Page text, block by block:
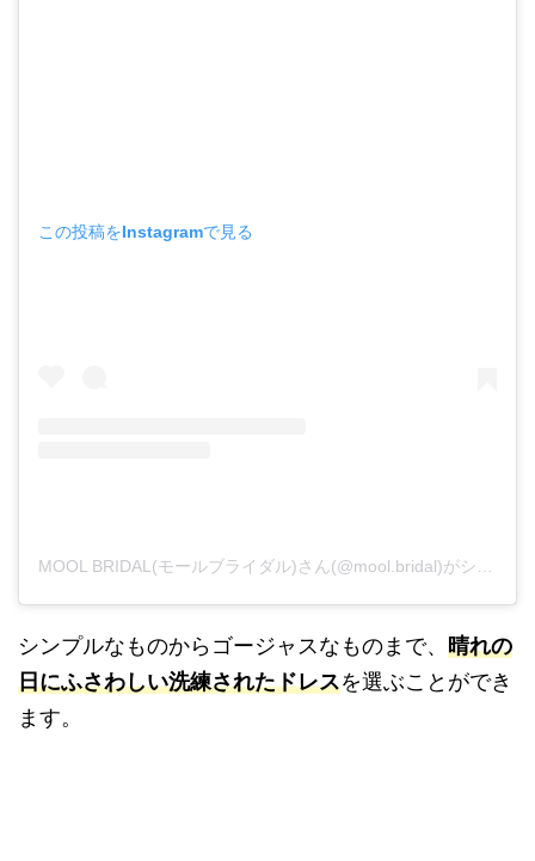
この投稿をInstagramで見る
MOOL BRIDAL(モールブライダル)さん(@mool.bridal)がシェアした投稿
シンプルなものからゴージャスなものまで、 晴れの
日にふさわしい洗練されたドレスを選ぶことができ
ます。